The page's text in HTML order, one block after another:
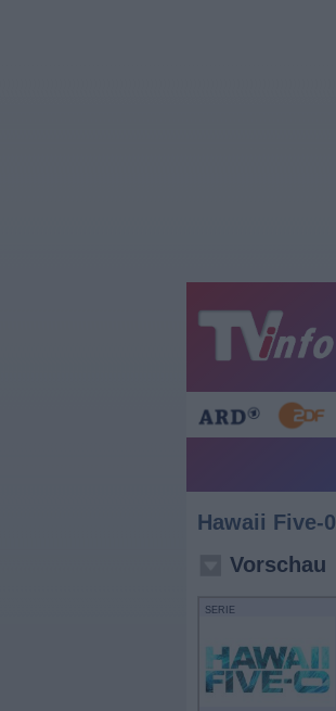
Hawaii Five-0
Vorschau
SERIE